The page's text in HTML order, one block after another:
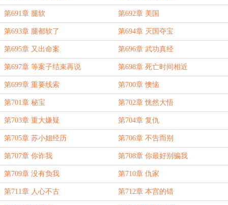
第691章 腿软 第692章 美国
第693章 腿都软了 第694章 灭国夺宝
第695章 又出命案 第696章 武功真经
第697章 等案子结束再说 第698章 死亡时间相近
第699章 重要线索 第700章 懊恼
第701章 秘宝 第702章 恍然大悟
第703章 重大嫌疑 第704章 复仇
第705章 苏小姐经历 第706章 不告而别
第707章 你诈我 第708章 你最好别骗我
第709章 没有负我 第710章 仇家
第711章 人心不古 第712章 本宫的错